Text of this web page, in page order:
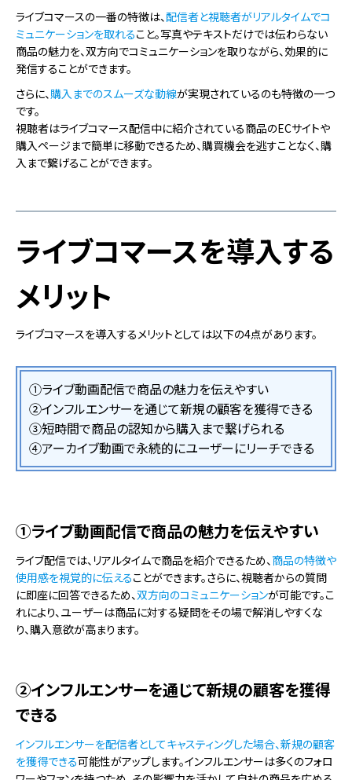
ライブコマースの一番の特徴は、配信者と視聴者がリアルタイムでコ
ミュニケーションを取れること。写真やテキストだけでは伝わらない
商品の魅力を、双方向でコミュニケーションを取りながら、効果的に
発信することができます。
さらに、 購入までのスムーズな動線が実現されているのも特徴の一つ
です。
視聴者はライブコマース配信中に紹介されている商品のECサイトや
購入ページまで簡単に移動できるため、購買機会を逃すことなく、購
入まで繋げることができます。
ライブコマースを導入する
メリット
ライブコマースを導入するメリットとしては以下の4点があります。
①ライブ動画配信で商品の魅力を伝えやすい
②インフルエンサーを通じて新規の顧客を獲得できる
③短時間で商品の認知から購入まで繋げられる
④アーカイブ動画で永続的にユーザーにリーチできる
①ライブ動画配信で商品の魅力を伝えやすい
ライブ配信では、リアルタイムで商品を紹介できるため、 商品の特徴や
使用感を視覚的に伝えることができます。さらに、視聴者からの質問
に即座に回答できるため、双方向のコミュニケーションが可能です。こ
れにより、ユーザーは商品に対する疑問をその場で解消しやすくな
り、購入意欲が高まります。
②インフルエンサーを通じて新規の顧客を獲得
できる
インフルエンサーを配信者としてキャスティングした場合、新規の顧客
を獲得できる可能性がアップします。インフルエンサーは多くのフォロ